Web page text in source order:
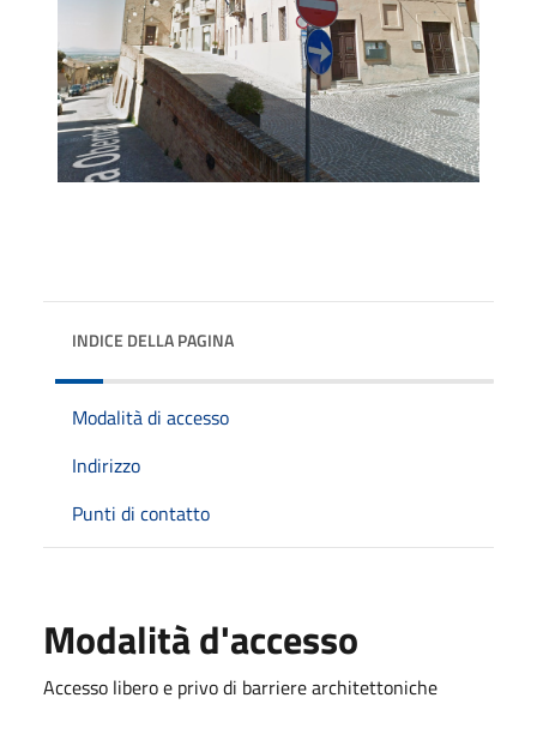
INDICE DELLA PAGINA
Modalità di accesso
Indirizzo
Punti di contatto
Modalità d'accesso
Accesso libero e privo di barriere architettoniche